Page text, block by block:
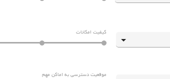
کیفیت امکانات
موقعیت دسترسی به اماکن مهم